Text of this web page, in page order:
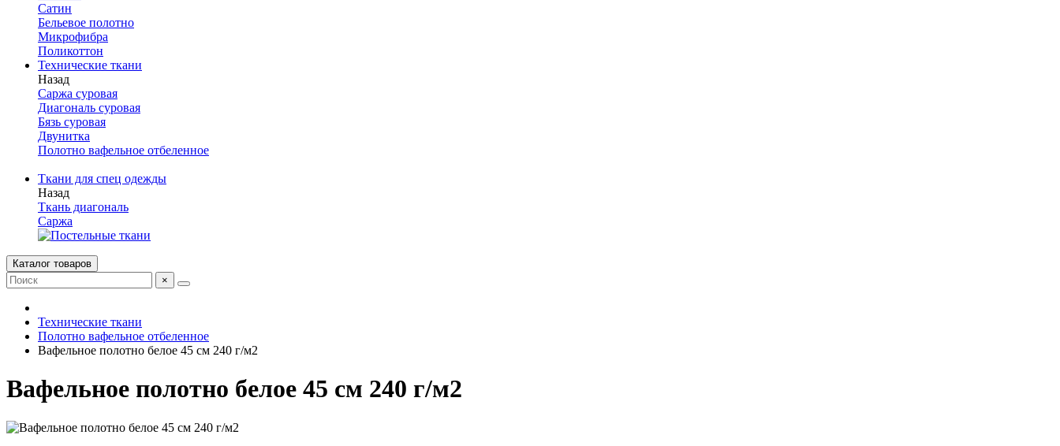
Сатин
Бельевое полотно
Микрофибра
Поликоттон
Технические ткани
Назад
Саржа суровая
Диагональ суровая
Бязь суровая
Двунитка
Полотно вафельное отбеленное
Ткани для спец одежды
Назад
Ткань диагональ
Саржа
Каталог товаров
×
Технические ткани
Полотно вафельное отбеленное
Вафельное полотно белое 45 см 240 г/м2
Вафельное полотно белое 45 см 240 г/м2